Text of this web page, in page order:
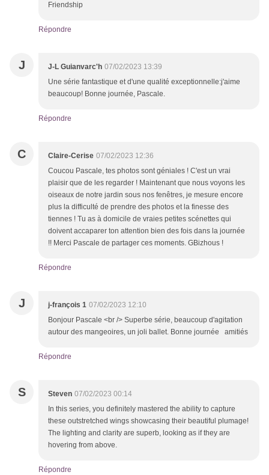
Friendship
Répondre
J J-L Guianvarc'h 07/02/2023 13:39
Une série fantastique et d'une qualité exceptionnelle:j'aime
beaucoup! Bonne journée, Pascale.
Répondre
C Claire-Cerise 07/02/2023 12:36
Coucou Pascale, tes photos sont géniales ! C'est un vrai
plaisir que de les regarder ! Maintenant que nous voyons les
oiseaux de notre jardin sous nos fenêtres, je mesure encore
plus la difficulté de prendre des photos et la finesse des
tiennes ! Tu as à domicile de vraies petites scénettes qui
doivent accaparer ton attention bien des fois dans la journée
!! Merci Pascale de partager ces moments. GBizhous !
Répondre
J j-françois 1 07/02/2023 12:10
Bonjour Pascale <br /> Superbe série, beaucoup d'agitation
autour des mangeoires, un joli ballet. Bonne journée amitiés
Répondre
S Steven 07/02/2023 00:14
In this series, you definitely mastered the ability to capture
these outstretched wings showcasing their beautiful plumage!
The lighting and clarity are superb, looking as if they are
hovering from above.
Répondre